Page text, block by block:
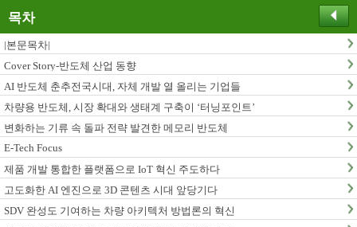
목차
|본문목차|
Cover Story-반도체 산업 동향
AI 반도체 춘추전국시대, 자체 개발 열 올리는 기업들
차량용 반도체, 시장 확대와 생태계 구축이 ‘터닝포인트’
변화하는 기류 속 돌파 전략 발견한 메모리 반도체
E-Tech Focus
제품 개발 통합한 플랫폼으로 IoT 혁신 주도하다
고도화한 AI 엔진으로 3D 콘텐츠 시대 앞당기다
SDV 완성도 기여하는 차량 아키텍처 방법론의 혁신